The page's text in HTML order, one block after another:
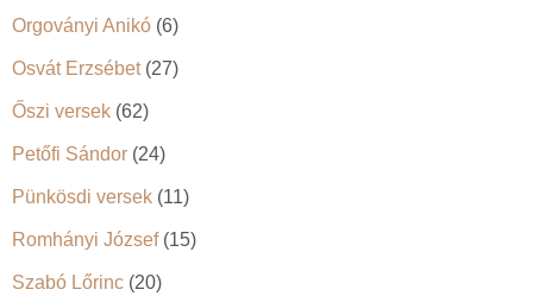
Orgoványi Anikó (6)
Osvát Erzsébet(27)
Őszi versek (62)
Petőfi Sándor (24)
Pünkösdi versek (11)
Romhányi József(15)
Szabó Lőrinc (20)